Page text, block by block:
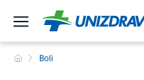
Boli